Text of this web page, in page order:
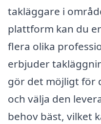
takläggare i
plattform kan du
flera olika
erbjuder
gör det möjligt för
och välja den
behov bäst, vilket